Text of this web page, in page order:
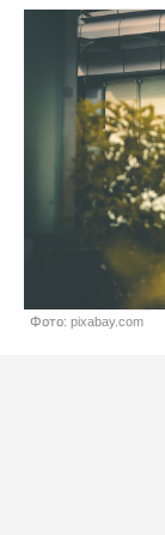
Фото: pixabay.com